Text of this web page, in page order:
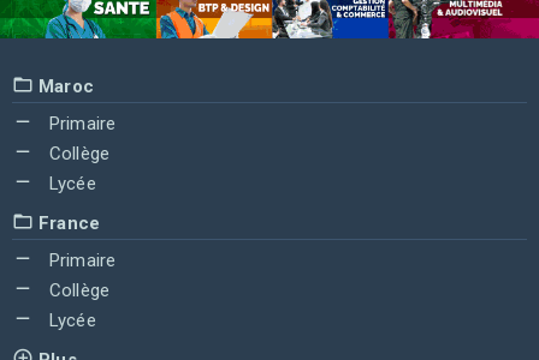
Maroc
Primaire
Collège
Lycée
France
Primaire
Collège
Lycée